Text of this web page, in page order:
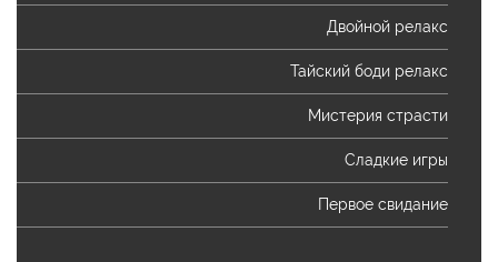
Двойной релакс
Тайский боди релакс
Мистерия страсти
Сладкие игры
Первое свидание